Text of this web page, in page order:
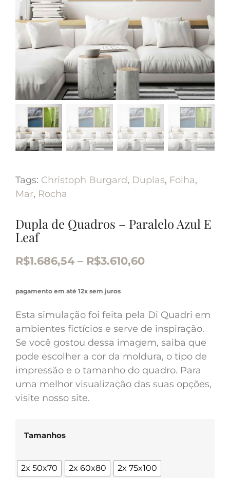
Tags: Christoph Burgard, Duplas, Folha,
Mar, Rocha
Dupla de Quadros – Paralelo Azul E
Leaf
R$1.686,54 – R$3.610,60
pagamento em até 12x sem juros
Esta simulação foi feita pela Di Quadri em
ambientes fictícios e serve de inspiração.
Se você gostou dessa imagem, saiba que
pode escolher a cor da moldura, o tipo de
impressão e o tamanho do quadro. Para
uma melhor visualização das suas opções,
visite nosso site.
Tamanhos
2x 50x70 2x 60x80 2x 75x100